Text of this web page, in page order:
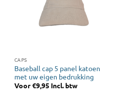
CAPS
Baseball cap 5 panel katoen
met uw eigen bedrukking
Voor€9,95 Incl. btw